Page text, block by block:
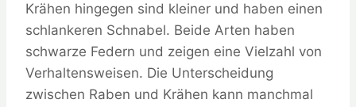
Krähen hingegen sind kleiner und haben einen
schlankeren Schnabel. Beide Arten haben
schwarze Federn und zeigen eine Vielzahl von
Verhaltensweisen. Die Unterscheidung
zwischen Raben und Krähen kann manchmal